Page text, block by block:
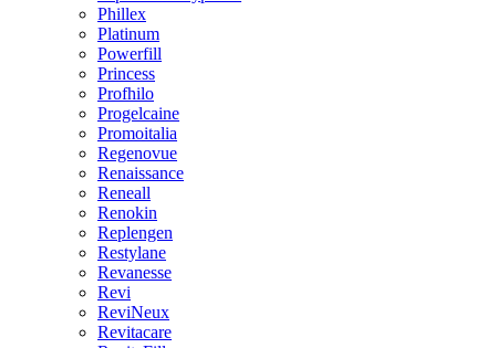
Phillex
Platinum
Powerfill
Princess
Profhilo
Progelcaine
Promoitalia
Regenovue
Renaissance
Reneall
Renokin
Replengen
Restylane
Revanesse
Revi
ReviNeux
Revitacare